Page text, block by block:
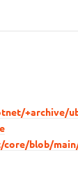
+archive/
blob/